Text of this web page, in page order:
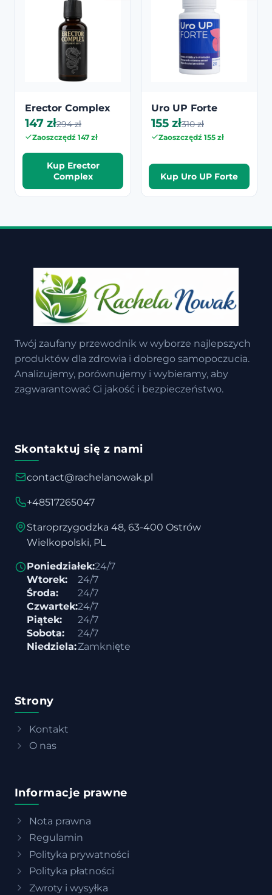
Erector Complex
147 zł294 zł
Zaoszczędź 147 zł
Kup Erector
Complex
Uro UP Forte
155 zł310 zł
Zaoszczędź 155 zł
Kup Uro UP Forte
Twój zaufany przewodnik w wyborze najlepszych
produktów dla zdrowia i dobrego samopoczucia.
Analizujemy, porównujemy i wybieramy, aby
zagwarantować Ci jakość i bezpieczeństwo.
Skontaktuj się z nami
contact@rachelanowak.pl
+48517265047
Staroprzygodzka 48, 63-400 Ostrów
Wielkopolski, PL
Poniedziałek:24/7
Wtorek:
24/7
Środa:
24/7
Czwartek:24/7
Piątek:
24/7
Sobota:
24/7
Niedziela:Zamknięte
Strony
Kontakt
O nas
Informacje prawne
Nota prawna
Regulamin
Polityka prywatności
Polityka płatności
Zwroty i wysyłka